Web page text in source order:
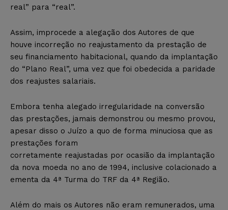
real” para “real”.
Assim, improcede a alegação dos Autores de que
houve incorreção no reajustamento da prestação de
seu financiamento habitacional, quando da implantação
do “Plano Real”, uma vez que foi obedecida a paridade
dos reajustes salariais.
Embora tenha alegado irregularidade na conversão
das prestações, jamais demonstrou ou mesmo provou,
apesar disso o Juízo a quo de forma minuciosa que as
prestações foram
corretamente reajustadas por ocasião da implantação
da nova moeda no ano de 1994, inclusive colacionado a
ementa da 4ª Turma do TRF da 4ª Região.
Além do mais os Autores não eram remunerados, uma